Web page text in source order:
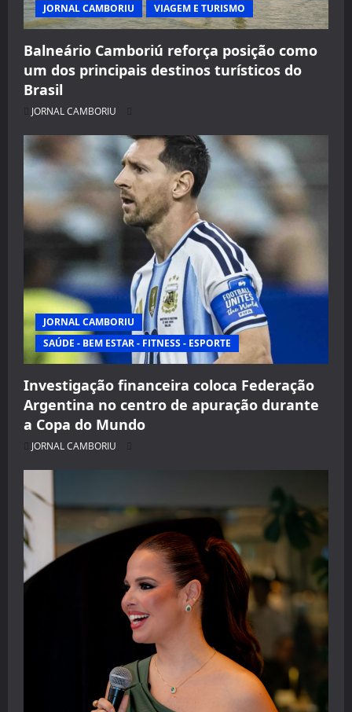
JORNAL CAMBORIU VIAGEM E TURISMO
Balneário Camboriú reforça posição como
um dos principais destinos turísticos do
Brasil
JORNAL CAMBORIU
JORNAL CAMBORIU
SAÚDE - BEM ESTAR - FITNESS - ESPORTE
Investigação financeira coloca Federação
Argentina no centro de apuração durante
a Copa do Mundo
JORNAL CAMBORIU